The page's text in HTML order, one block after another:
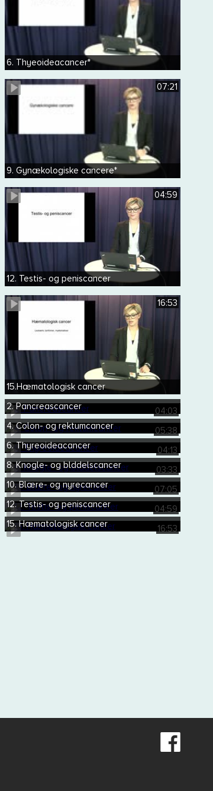
6. Thyeoideacancer*
07:21
9. Gynækologiske cancere*
04:59
12. Testis- og peniscancer
16:53
15.Hæmatologisk cancer
04:03
2. Pancreascancer
05:38
4. Colon- og rektumcancer
04:13
6. Thyreoideacancer
03:33
8. Knogle- og blddelscancer
07:05
10. Blære- og nyrecancer
04:59
12. Testis- og peniscancer
16:53
15. Hæmatologisk cancer